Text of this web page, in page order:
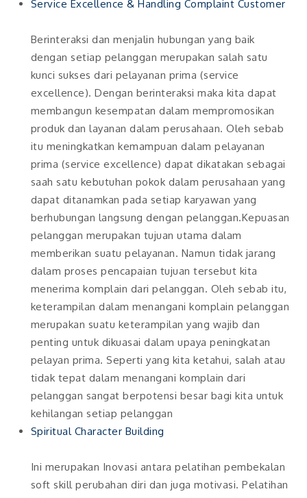
Service Excellence & Handling Complaint Customer
Berinteraksi dan menjalin hubungan yang baik
dengan setiap pelanggan merupakan salah satu
kunci sukses dari pelayanan prima (service
excellence). Dengan berinteraksi maka kita dapat
membangun kesempatan dalam mempromosikan
produk dan layanan dalam perusahaan. Oleh sebab
itu meningkatkan kemampuan dalam pelayanan
prima (service excellence) dapat dikatakan sebagai
saah satu kebutuhan pokok dalam perusahaan yang
dapat ditanamkan pada setiap karyawan yang
berhubungan langsung dengan pelanggan.Kepuasan
pelanggan merupakan tujuan utama dalam
memberikan suatu pelayanan. Namun tidak jarang
dalam proses pencapaian tujuan tersebut kita
menerima komplain dari pelanggan. Oleh sebab itu,
keterampilan dalam menangani komplain pelanggan
merupakan suatu keterampilan yang wajib dan
penting untuk dikuasai dalam upaya peningkatan
pelayan prima. Seperti yang kita ketahui, salah atau
tidak tepat dalam menangani komplain dari
pelanggan sangat berpotensi besar bagi kita untuk
kehilangan setiap pelanggan
Spiritual Character Building
Ini merupakan Inovasi antara pelatihan pembekalan
soft skill perubahan diri dan juga motivasi. Pelatihan